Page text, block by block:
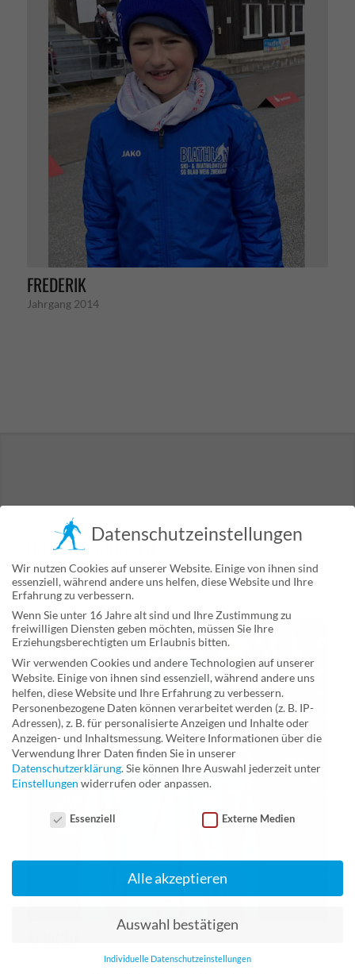
FREDERIK
Jahrgang 2014
UNSERE SKIHASEN.
Datenschutzeinstellungen
Wir nutzen Cookies auf unserer Website. Einige von ihnen sind
essenziell, während andere uns helfen, diese Website und Ihre
Erfahrung zu verbessern.
Wenn Sie unter 16 Jahre alt sind und Ihre Zustimmung zu
freiwilligen Diensten geben möchten, müssen Sie Ihre
Erziehungsberechtigten um Erlaubnis bitten.
Wir verwenden Cookies und andere Technologien auf unserer
Website. Einige von ihnen sind essenziell, während andere uns
helfen, diese Website und Ihre Erfahrung zu verbessern.
Personenbezogene Daten können verarbeitet werden (z. B. IP-
Adressen), z. B. für personalisierte Anzeigen und Inhalte oder
Anzeigen- und Inhaltsmessung.Weitere Informationen über die
Verwendung Ihrer Daten finden Sie in unserer
Datenschutzerklärung.Sie können Ihre Auswahl jederzeit unter
Einstellungen widerrufen oder anpassen.
Datenschutzeinstellungen
Essenziell Externe Medien
Alle akzeptieren
Auswahl bestätigen
Individuelle Datenschutzeinstellungen